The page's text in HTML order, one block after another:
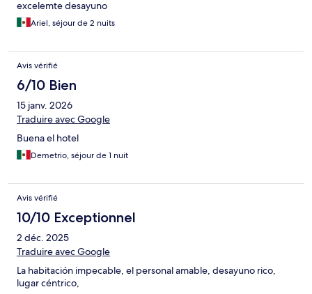
excelemte desayuno
Ariel, séjour de 2 nuits
Avis vérifié
6/10 Bien
15 janv. 2026
Traduire avec Google
Buena el hotel
Demetrio, séjour de 1 nuit
Avis vérifié
10/10 Exceptionnel
2 déc. 2025
Traduire avec Google
La habitación impecable, el personal amable, desayuno rico,
lugar céntrico,